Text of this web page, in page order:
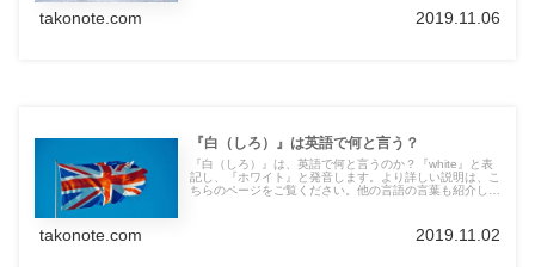
takonote.com 2019.11.06
『白（しろ）』は英語で何と言う？
『白（しろ）』は、英語で何と言うのか？『white』と表
記し、『ホワイト』と発音します。より詳しい説明は、こ
ちらのページをご覧ください。他の言語の言葉も紹介して
takonote.com 2019.11.02